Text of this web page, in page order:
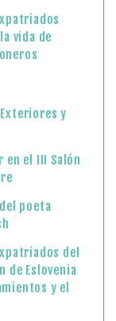
vida de
y
el III Salón
poeta
del
de Eslovenia
y el